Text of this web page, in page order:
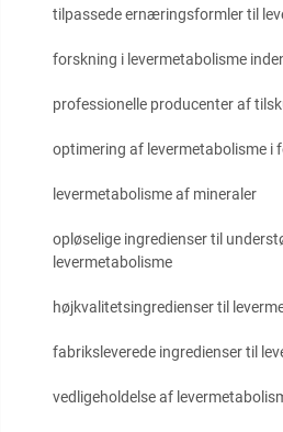
tilpassede ernæringsformler til
forskning i levermetabolisme
professionelle producenter af
optimering af levermetabolisme i
levermetabolisme af mineraler
opløselige ingredienser til
levermetabolisme
højkvalitetsingredienser til
fabriksleverede ingredienser til
vedligeholdelse af